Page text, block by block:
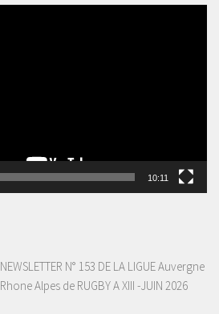
10:11
NEWSLETTER N° 153 DE LA LIGUE Auvergne
Rhone Alpes de RUGBY A XIII -JUIN 2026